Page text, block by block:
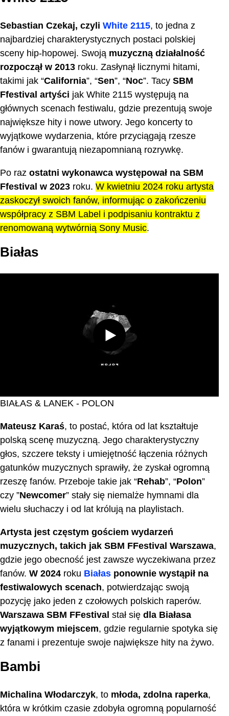
Sebastian Czekaj, czyli White 2115, to jedna z
najbardziej charakterystycznych postaci polskiej
sceny hip-hopowej. Swoją muzyczną działalność
rozpoczął w 2013 roku. Zasłynął licznymi hitami,
takimi jak “California”, “Sen”, “Noc”. Tacy SBM
Ffestival artyści jak White 2115 występują na
głównych scenach festiwalu, gdzie prezentują swoje
największe hity i nowe utwory. Jego koncerty to
wyjątkowe wydarzenia, które przyciągają rzesze
fanów i gwarantują niezapomnianą rozrywkę.
Po raz ostatni wykonawca występował na SBM
Ffestival w 2023 roku. W kwietniu 2024 roku artysta
zaskoczył swoich fanów, informując o zakończeniu
współpracy z SBM Label i podpisaniu kontraktu z
renomowaną wytwórnią Sony Music.
Białas
BIAŁAS & LANEK - POLON
Mateusz Karaś, to postać, która od lat kształtuje
polską scenę muzyczną. Jego charakterystyczny
głos, szczere teksty i umiejętność łączenia różnych
gatunków muzycznych sprawiły, że zyskał ogromną
rzeszę fanów. Przeboje takie jak “Rehab”, “Polon”
czy ”Newcomer” stały się niemalże hymnami dla
wielu słuchaczy i od lat królują na playlistach.
Artysta jest częstym gościem wydarzeń
muzycznych, takich jak SBM FFestival Warszawa,
gdzie jego obecność jest zawsze wyczekiwana przez
fanów. W 2024 roku Białas ponownie wystąpił na
festiwalowych scenach, potwierdzając swoją
pozycję jako jeden z czołowych polskich raperów.
Warszawa SBM FFestival stał się dla Białasa
wyjątkowym miejscem, gdzie regularnie spotyka się
z fanami i prezentuje swoje największe hity na żywo.
Bambi
Michalina Włodarczyk, to młoda, zdolna raperka,
która w krótkim czasie zdobyła ogromną popularność